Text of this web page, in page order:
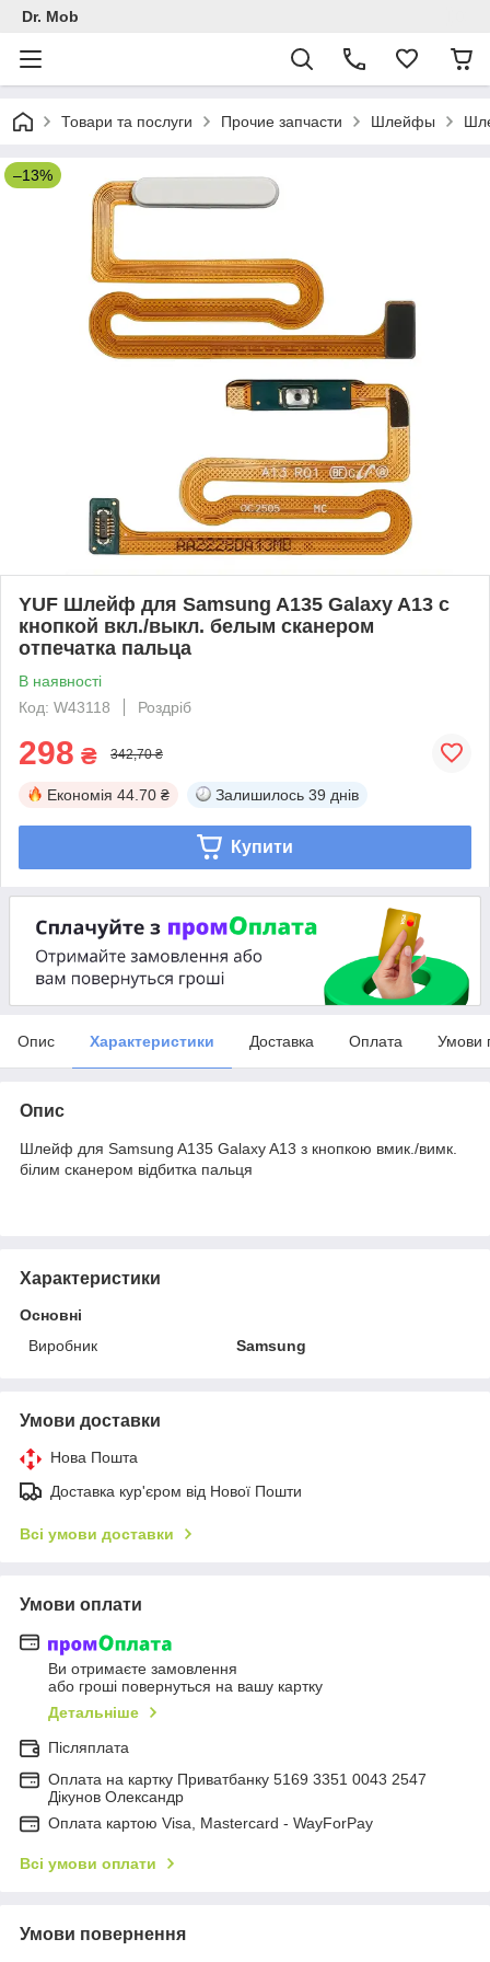
Dr. Mob
Товари та послуги Прочие запчасти Шлейфы
–13%
YUF Шлейф для Samsung A135 Galaxy A13 с
кнопкой вкл./выкл. белым сканером
отпечатка пальца
В наявності
Код: W43118
Роздріб
298 ₴ 342,70 ₴
Економія 44.70 ₴ Залишилось 39 днів
Купити
Опис Характеристики Доставка Оплата Умови
Опис
Шлейф для Samsung A135 Galaxy A13 з кнопкою вмик./вимк.
білим сканером відбитка пальця
Характеристики
Основні
Виробник
Samsung
Умови доставки
Нова Пошта
Доставка кур'єром від Нової Пошти
Всі умови доставки
Умови оплати
Ви отримаєте замовлення
або гроші повернуться на вашу картку
Детальніше
Післяплата
Оплата на картку Приватбанку 5169 3351 0043 2547
Дікунов Олександр
Оплата картою Visa, Mastercard - WayForPay
Всі умови оплати
Умови повернення